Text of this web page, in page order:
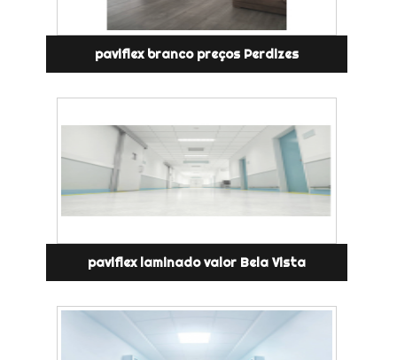
paviflex branco preços Perdizes
paviflex laminado valor Bela Vista